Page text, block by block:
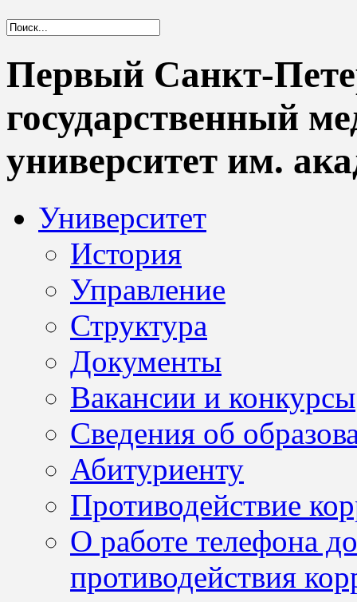
Первый Санкт-
государственный
университет им.
Университет
История
Управление
Структура
Документы
Вакансии и конкурсы
Сведения об
Абитуриенту
Противодействие
О работе телефона
противодействия